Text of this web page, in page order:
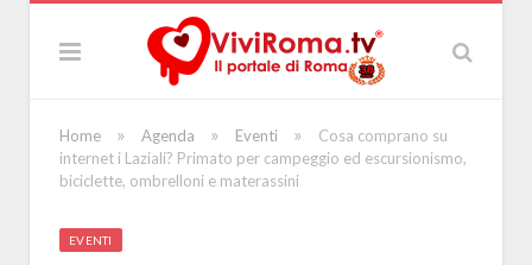
Home » Agenda » Eventi »
Cosa comprano su
internet i Laziali? Primato per campeggio ed escursionismo,
biciclette, ombrelloni e materassini
EVENTI